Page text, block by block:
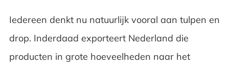
Iedereen denkt nu natuurlijk vooral aan tulpen en
drop. Inderdaad exporteert Nederland die
producten in grote hoeveelheden naar het